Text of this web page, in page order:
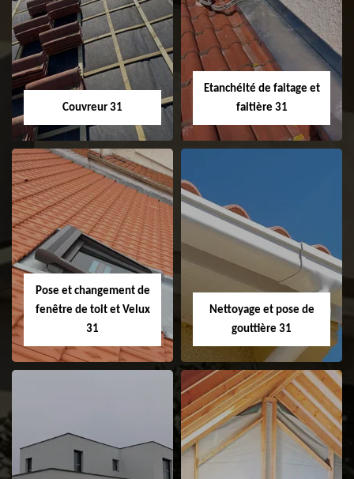
Couvreur 31
Couvreur 31
Etanchéité de faitage et
faitière 31
Etanchéité de
faitage et faitière
31
Pose et changement de
fenêtre de toit et Velux
31
Pose et
changement de
Nettoyage et pose de
gouttière 31
Nettoyage et pose